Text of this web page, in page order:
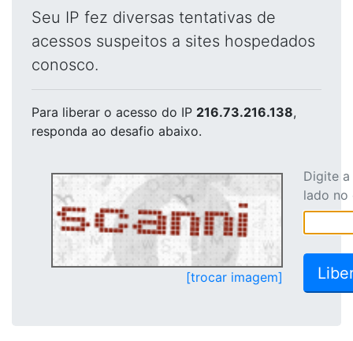
Seu IP fez diversas tentativas de
acessos suspeitos a sites hospedados
conosco.
Para liberar o acesso do IP 216.73.216.138,
responda ao desafio abaixo.
[trocar imagem]
Digite
lado no